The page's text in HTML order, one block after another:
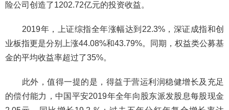
险公司创造了1202.72亿元的投资收益。
2019年，上证综指全年涨幅达到22.3%，深证成指和创
业板指更是分别上涨44.08%和43.79%。同期，权益类公募基
金的平均收益率超过了35%。
此外，值得一提的是，得益于营运利润稳健增长及充足
的偿付能力，中国平安2019年全年向股东派发股息每股现金